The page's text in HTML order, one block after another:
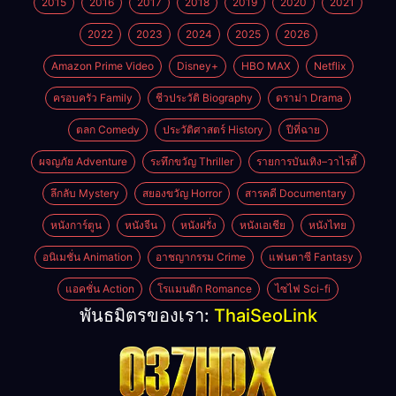
2022 2023 2024 2025 2026
Amazon Prime Video Disney+ HBO MAX Netflix
ครอบครัว Family ชีวประวัติ Biography ดราม่า Drama
ตลก Comedy ประวัติศาสตร์ History ปีที่ฉาย
ผจญภัย Adventure ระทึกขวัญ Thriller รายการบันเทิง–วาไรตี้
ลึกลับ Mystery สยองขวัญ Horror สารคดี Documentary
หนังการ์ตูน หนังจีน หนังฝรั่ง หนังเอเชีย หนังไทย
อนิเมชั่น Animation อาชญากรรม Crime แฟนตาซี Fantasy
แอคชั่น Action โรแมนติก Romance ไซไฟ Sci-fi
พันธมิตรของเรา: ThaiSeoLink